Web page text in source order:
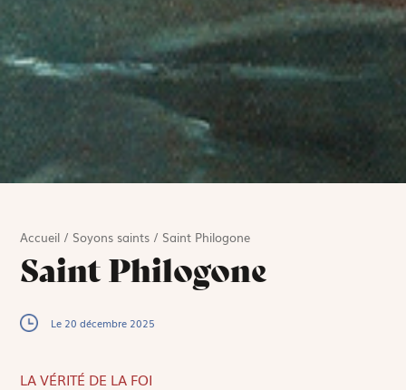
Accueil / Soyons saints / Saint Philogone
Saint Philogone
Le 20 décembre 2025
LA VÉRITÉ DE LA FOI